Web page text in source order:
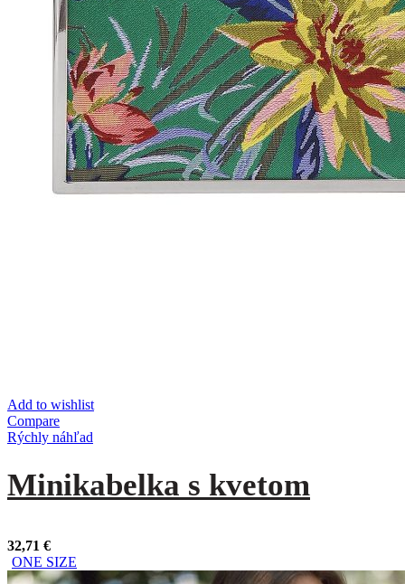
Add to wishlist
Compare
Rýchly náhľad
Minikabelka s kvetom
32,71 €
ONE SIZE